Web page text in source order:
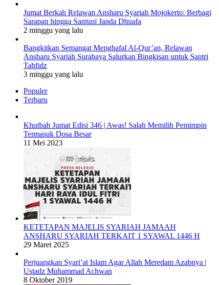
Jumat Berkah Relawan Ansharu Syariah Mojokerto: Berbagi
Sarapan hingga Santuni Janda Dhuafa
2 minggu yang lalu
Bangkitkan Semangat Menghafal Al-Qur’an, Relawan
Ansharu Syariah Surabaya Salurkan Bingkisan untuk Santri
Tahfidz
3 minggu yang lalu
Populer
Terbaru
Khutbah Jumat Edisi 346 | Awas! Salah Memilih Pemimpin
Termasuk Dosa Besar
11 Mei 2023
KETETAPAN MAJELIS SYARIAH JAMAAH
ANSHARU SYARIAH TERKAIT 1 SYAWAL 1446 H
29 Maret 2025
Perjuangkan Syari’at Islam Agar Allah Meredam Azabnya |
Ustadz Muhammad Achwan
8 Oktober 2019